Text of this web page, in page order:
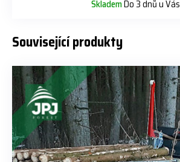
SklademDo 3 dnů u Vás
Související produkty